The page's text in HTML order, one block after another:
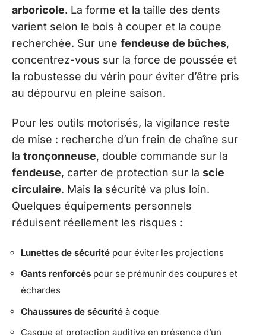
arboricole. La forme et la taille des dents
varient selon le bois à couper et la coupe
recherchée. Sur une fendeuse de bûches,
concentrez-vous sur la force de poussée et
la robustesse du vérin pour éviter d’être pris
au dépourvu en pleine saison.
Pour les outils motorisés, la vigilance reste
de mise : recherche d’un frein de chaîne sur
la tronçonneuse, double commande sur la
fendeuse, carter de protection sur la scie
circulaire. Mais la sécurité va plus loin.
Quelques équipements personnels
réduisent réellement les risques :
Lunettes de sécurité pour éviter les projections
Gants renforcés pour se prémunir des coupures et
échardes
Chaussures de sécurité à coque
Casque et protection auditive en présence d’un